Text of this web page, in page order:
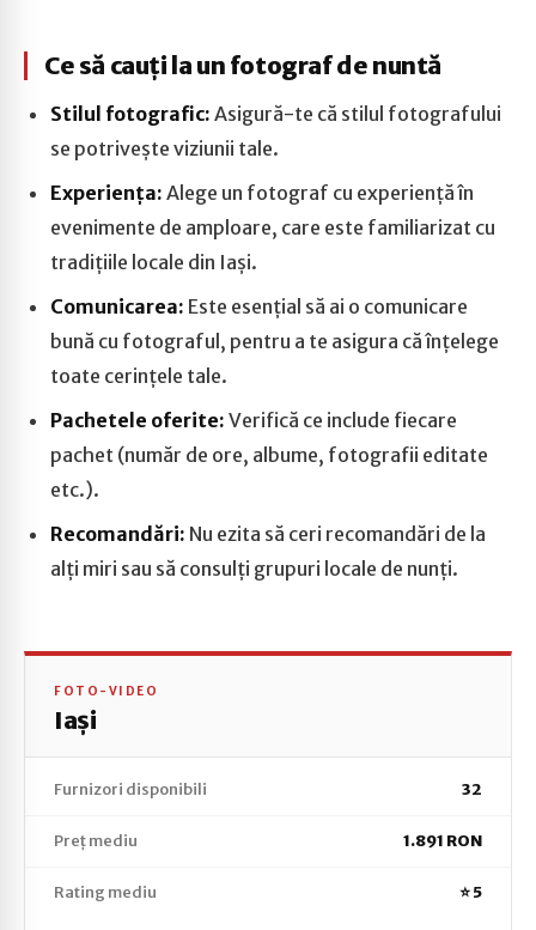
Ce să cauți la un fotograf de nuntă
Stilul fotografic: Asigură-te că stilul fotografului
se potrivește viziunii tale.
Experiența: Alege un fotograf cu experiență în
evenimente de amploare, care este familiarizat cu
tradițiile locale din Iași.
Comunicarea: Este esențial să ai o comunicare
bună cu fotograful, pentru a te asigura că înțelege
toate cerințele tale.
Pachetele oferite: Verifică ce include fiecare
pachet (număr de ore, albume, fotografii editate
etc.).
Recomandări: Nu ezita să ceri recomandări de la
alți miri sau să consulți grupuri locale de nunți.
FOTO-VIDEO
Iași
Furnizori disponibili 32
Preț mediu 1.891 RON
Rating mediu ⭐ 5